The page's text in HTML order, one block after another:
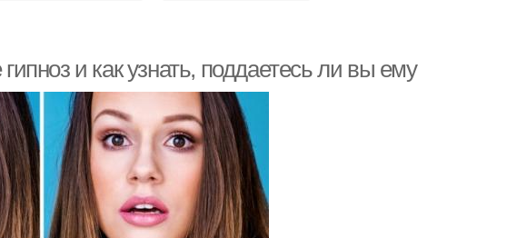
и как узнать, поддаетесь ли вы ему